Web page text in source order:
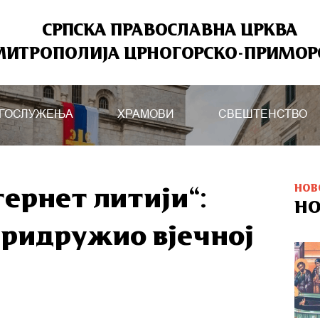
СРПСКА ПРАВОСЛАВНА ЦРКВА
ЦРНОГОРСКО-
ХРАМОВИ СВЕШТЕНСТВО
литији“:
вјечној